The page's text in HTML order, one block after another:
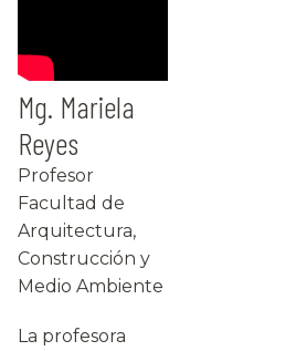
Mg. Mariela
Reyes
Profesor
Facultad de
Arquitectura,
Construcción y
Medio Ambiente
La profesora